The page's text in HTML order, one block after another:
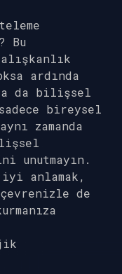
Bu
ardında
da bilişsel
bireysel
zamanda
unutmayın.
anlamak,
de